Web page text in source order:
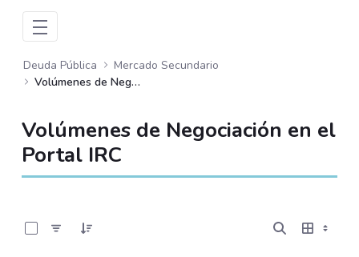
Deuda Pública
Mercado Secundario
Volúmenes de Negociación
Volúmenes de Negociación en el
Portal IRC